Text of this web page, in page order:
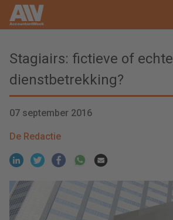
Stagiairs: fictieve of echte
dienstbetrekking?
07 september 2016
De Redactie